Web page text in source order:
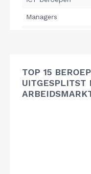
TOP 15
UITGESPLITST